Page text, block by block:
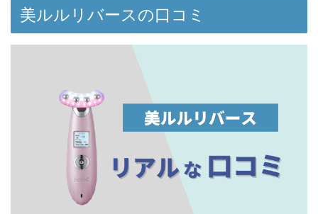
美ルルリバースの口コミ